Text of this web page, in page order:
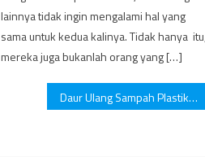
lainnya tidak ingin mengalami hal yang
sama untuk kedua kalinya. Tidak hanya
mereka juga bukanlah orang yang […]
Daur Ulang Sampah Plastik, Patémar Rilis Celana Renang Pria Yang Unik.